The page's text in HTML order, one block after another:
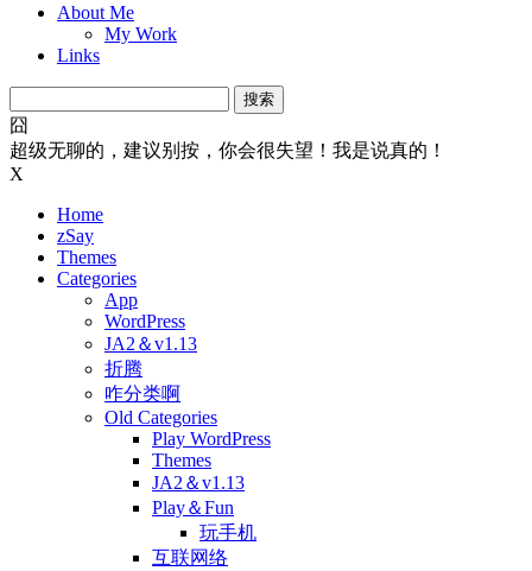
About Me
My Work
Links
索：
囧
超级无聊的，建议别按，你会很失望！我是说真的！
X
Home
zSay
Themes
Categories
App
WordPress
JA2＆v1.13
折腾
咋分类啊
Old Categories
Play WordPress
Themes
JA2＆v1.13
Play＆Fun
玩手机
互联网络